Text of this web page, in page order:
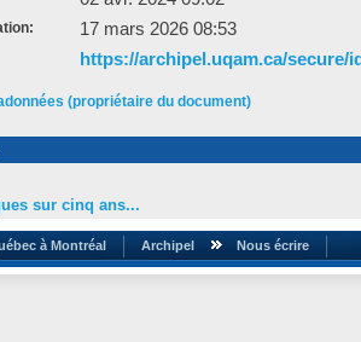
17 mars 2026 08:53
https://archipel.uqam.ca/secure/
(propriétaire du document)
sur cinq ans...
à Montréal Archipel Nous écrire